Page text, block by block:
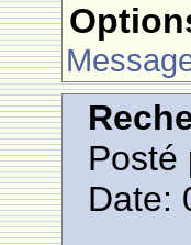
Posté
Date: